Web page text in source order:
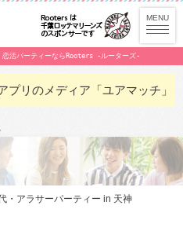
恋活パーティーならRooters -ルーターズ-
プリのメディア「ユアマッチ」
アラサーパーティー in 天神